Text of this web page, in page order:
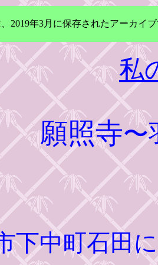
2019年3月に保存されたアーカイ
私
願照寺〜
下中町石田